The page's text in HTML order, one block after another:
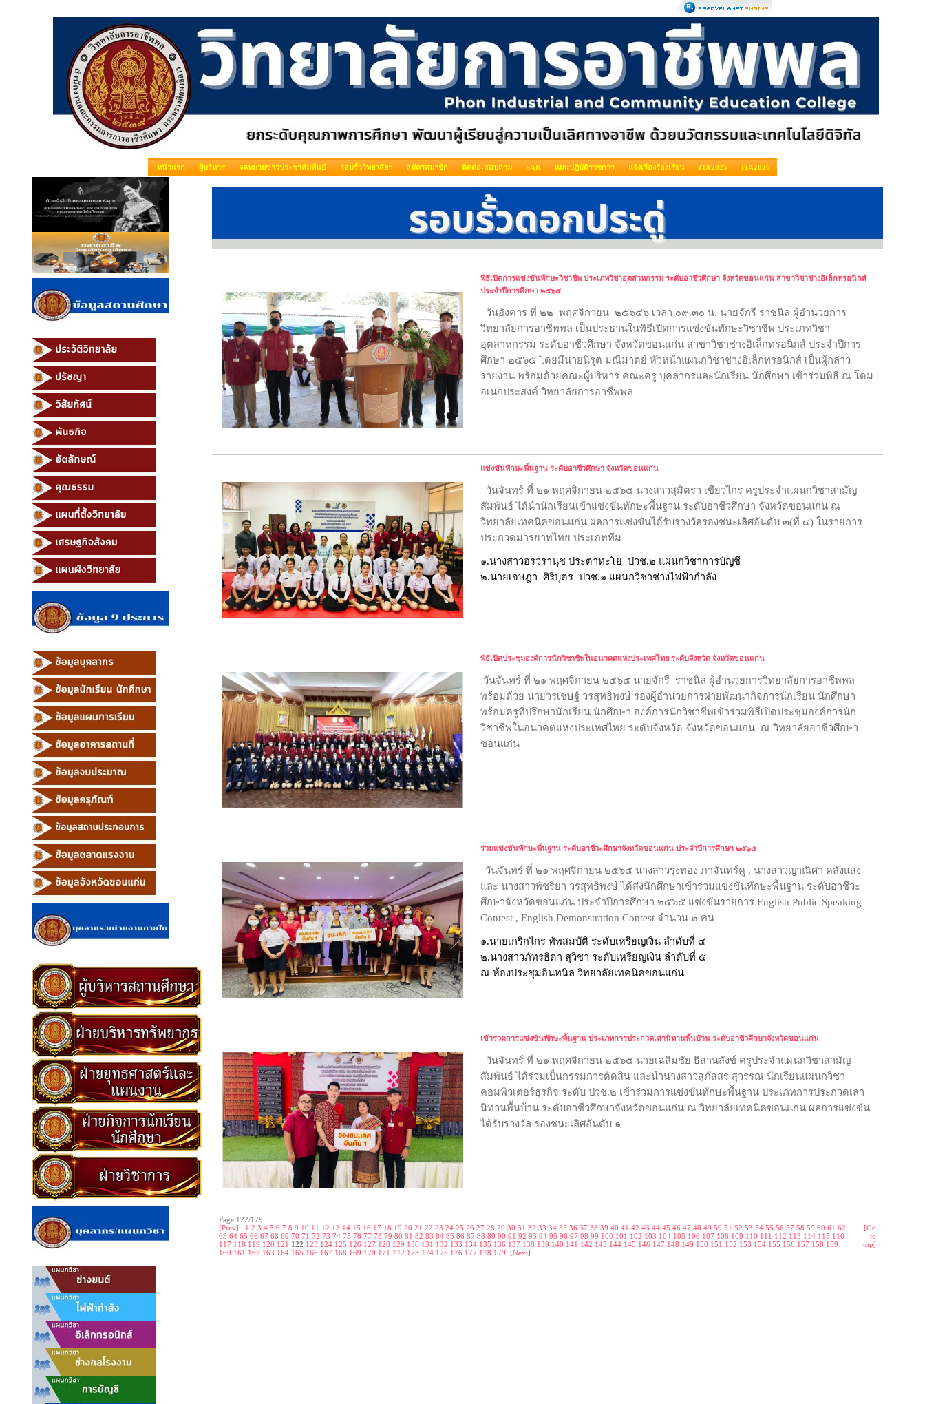
หน้าแรก ผู้บริหาร จดหมายข่าวประชาสัมพันธ์ รอบรั้ววิทยาลัยฯ สมัครสมาชิก ติดต่อ-สอบถาม SAR แผนปฏิบัติราชการ แจ้งเรื่องร้องเรียน ITA2025 ITA2026
พิธีเปิดการแข่งขันทักษะวิชาชีพ ประเภทวิชาอุตสาหกรรม ระดับอาชีวศึกษา จังหวัดขอนแก่น สาขาวิชาช่างอิเล็กทรอนิกส์
ประจำปีการศึกษา ๒๕๖๕
วันอังคาร ที่ ๒๒  พฤศจิกายน  ๒๕๖๕๖ เวลา ๐๙.๓๐ น. นายจักรี ราชนิล ผู้อำนวยการ
วิทยาลัยการอาชีพพล เป็นประธานในพิธีเปิดการแข่งขันทักษะวิชาชีพ ประเภทวิชา
อุตสาหกรรม ระดับอาชีวศึกษา จังหวัดขอนแก่น สาขาวิชาช่างอิเล็กทรอนิกส์ ประจำปีการ
ศึกษา ๒๕๖๕ โดยมีนายนิรุต มณีมาตย์ หัวหน้าแผนกวิชาช่างอิเล็กทรอนิกส์ เป็นผู้กล่าว
รายงาน พร้อมด้วยคณะผู้บริหาร คณะครู บุคลากรและนักเรียน นักศึกษา เข้าร่วมพิธี ณ โดม
อเนกประสงค์ วิทยาลัยการอาชีพพล
แข่งขันทักษะพื้นฐาน ระดับอาชีวศึกษา จังหวัดขอนแก่น
วันจันทร์ ที่ ๒๑ พฤศจิกายน ๒๕๖๕ นางสาวสุมิตรา เขียวไกร ครูประจำแผนกวิชาสามัญ
สัมพันธ์ ได้นำนักเรียนเข้าแข่งขันทักษะพื้นฐาน ระดับอาชีวศึกษา จังหวัดขอนแก่น ณ
วิทยาลัยเทคนิคขอนแก่น ผลการแข่งขันได้รับรางวัลรองชนะเลิศอันดับ ๓(ที่ ๔) ในรายการ
ประกวดมารยาทไทย ประเภททีม
๑.นางสาวอรวรานุช ประตาทะโย  ปวช.๒ แผนกวิชาการบัญชี
๒.นายเจษฎา  ศิริบุตร  ปวช.๑ แผนกวิชาช่างไฟฟ้ากำลัง
พิธีเปิดประชุมองค์การนักวิชาชีพในอนาคตแห่งประเทศไทย ระดับจังหวัด จังหวัดขอนแก่น
วันจันทร์ ที่ ๒๑ พฤศจิกายน ๒๕๖๕ นายจักรี  ราชนิล ผู้อำนวยการวิทยาลัยการอาชีพพล
พร้อมด้วย นายวรเชษฐ์ วรสุทธิพงษ์ รองผู้อำนวยการฝ่ายพัฒนากิจการนักเรียน นักศึกษา
พร้อมครูที่ปรึกษานักเรียน นักศึกษา องค์การนักวิชาชีพเข้าร่วมพิธีเปิดประชุมองค์การนัก
วิชาชีพในอนาคตแห่งประเทศไทย ระดับจังหวัด จังหวัดขอนแก่น  ณ วิทยาลัยอาชีวศึกษา
ขอนแก่น
ร่วมแข่งขันทักษะพื้นฐาน ระดับอาชีวะศึกษาจังหวัดขอนแก่น ประจำปีการศึกษา ๒๕๖๕
วันจันทร์ ที่ ๒๑ พฤศจิกายน ๒๕๖๕ นางสาวรุ่งทอง ภาจันทร์คู , นางสาวญาณิศา คลังแสง
และ นางสาวพัชริยา วรสุทธิพงษ์ ได้ส่งนักศึกษาเข้าร่วมแข่งขันทักษะพื้นฐาน ระดับอาชีวะ
ศึกษาจังหวัดขอนแก่น ประจำปีการศึกษา ๒๕๖๕ แข่งขันรายการ English Public Speaking
Contest , English Demonstration Contest จำนวน ๒ คน
๑.นายเกริกไกร ทัพสมบัติ ระดับเหรียญเงิน ลำดับที่ ๔
๒.นางสาวภัทรธิดา สุวิชา ระดับเหรียญเงิน ลำดับที่ ๕
ณ ห้องประชุมอินทนิล วิทยาลัยเทคนิคขอนแก่น
เข้าร่วมการแข่งขันทักษะพื้นฐาน ประเภทการประกวดเล่านิทานพื้นบ้าน ระดับอาชีวศึกษาจังหวัดขอนแก่น
วันจันทร์ ที่ ๒๑ พฤศจิกายน ๒๕๖๕ นายเฉลิมชัย ธิสานสังข์ ครูประจำแผนกวิชาสามัญ
สัมพันธ์ ได้ร่วมเป็นกรรมการตัดสิน และนำนางสาวสุภัสสร สุวรรณ นักเรียนแผนกวิชา
คอมพิวเตอร์ธุรกิจ ระดับ ปวช.๒ เข้าร่วมการแข่งขันทักษะพื้นฐาน ประเภทการประกวดเล่า
นิทานพื้นบ้าน ระดับอาชีวศึกษาจังหวัดขอนแก่น ณ วิทยาลัยเทคนิคขอนแก่น ผลการแข่งขัน
ได้รับรางวัล รองชนะเลิศอันดับ ๑
Page 122/179
[Prev]
1 2 3 4 5 6 7 8 9 10 11 12 13 14 15 16 17 18 19 20 21 22 23 24 25 26 27 28 29 30 31 32 33 34 35 36 37 38 39 40 41 42 43 44 45 46 47 48 49 50 51 52 53 54 55 56 57 58 59 60 61 62
63 64 65 66 67 68 69 70 71 72 73 74 75 76 77 78 79 80 81 82 83 84 85 86 87 88 89 90 91 92 93 94 95 96 97 98 99 100 101 102 103 104 105 106 107 108 109 110 111 112 113 114 115 116
117 118 119 120 121 122 123 124 125 126 127 128 129 130 131 132 133 134 135 136 137 138 139 140 141 142 143 144 145 146 147 148 149 150 151 152 153 154 155 156 157 158 159
160 161 162 163 164 165 166 167 168 169 170 171 172 173 174 175 176 177 178 179 [Next]
[Go
to
top]